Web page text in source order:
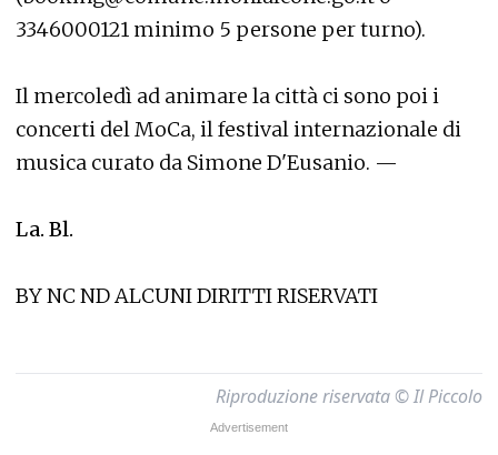
3346000121 minimo 5 persone per turno).
Il mercoledì ad animare la città ci sono poi i
concerti del MoCa, il festival internazionale di
musica curato da Simone D'Eusanio. —
La. Bl.
BY NC ND ALCUNI DIRITTI RISERVATI
Riproduzione riservata © Il Piccolo